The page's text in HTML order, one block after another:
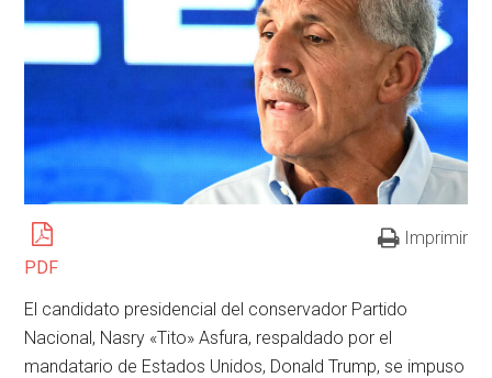
PDF
Imprimir
El candidato presidencial del conservador Partido
Nacional, Nasry «Tito» Asfura, respaldado por el
mandatario de Estados Unidos, Donald Trump, se impuso